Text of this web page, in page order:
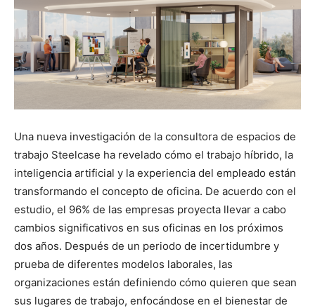
Una nueva investigación de la consultora de espacios de
trabajo Steelcase ha revelado cómo el trabajo híbrido, la
inteligencia artificial y la experiencia del empleado están
transformando el concepto de oficina. De acuerdo con el
estudio, el 96% de las empresas proyecta llevar a cabo
cambios significativos en sus oficinas en los próximos
dos años. Después de un periodo de incertidumbre y
prueba de diferentes modelos laborales, las
organizaciones están definiendo cómo quieren que sean
sus lugares de trabajo, enfocándose en el bienestar de